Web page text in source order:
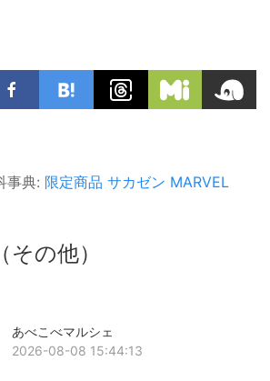
事典: 限定商品 サカゼン MARVEL
の他）
あべこべマルシェ
2026-08-08 15:44:13